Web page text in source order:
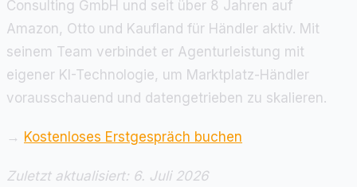
Consulting GmbH und seit über 8 Jahren auf
Amazon, Otto und Kaufland für Händler aktiv. Mit
seinem Team verbindet er Agenturleistung mit
eigener KI-Technologie, um Marktplatz-Händler
vorausschauend und datengetrieben zu skalieren.
→ Kostenloses Erstgespräch buchen
Zuletzt aktualisiert: 6. Juli 2026